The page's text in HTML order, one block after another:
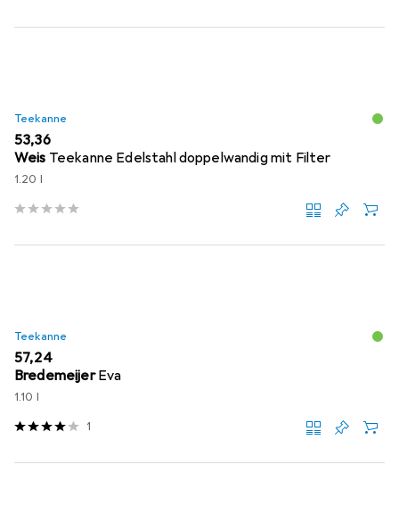
Teekanne
EUR
53,36
Weis Teekanne Edelstahl doppelwandig mit Filter
1.20 l
Teekanne
EUR
57,24
Bredemeijer Eva
1.10 l
1